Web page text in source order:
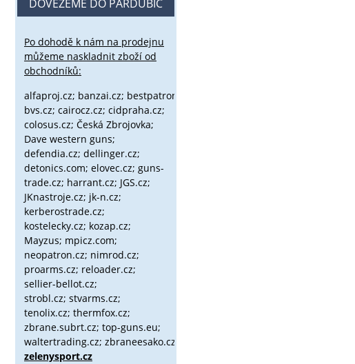
DOVEZEME DO PARDUBIC
Po dohodě k nám na prodejnu
můžeme naskladnit zboží od
obchodníků:
alfaproj.cz; banzai.cz; bestpatron.eu;
bvs.cz; cairocz.cz; cidpraha.cz;
colosus.cz; Česká Zbrojovka;
Dave western guns;
defendia.cz; dellinger.cz;
detonics.com; elovec.cz; guns-
trade.cz; harrant.cz; JGS.cz;
JKnastroje.cz; jk-n.cz;
kerberostrade.cz;
kostelecky.cz; kozap.cz;
Mayzus; mpicz.com;
neopatron.cz; nimrod.cz;
proarms.cz; reloader.cz;
sellier-bellot.cz;
strobl.cz; stvarms.cz;
tenolix.cz; thermfox.cz;
zbrane.subrt.cz; top-guns.eu;
waltertrading.cz; zbraneesako.cz;
zelenysport.cz